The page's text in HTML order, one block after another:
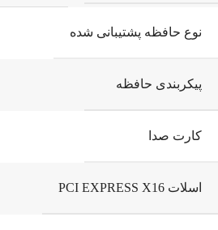
نوع حافظه پشتیبانی شده
پیکربندی حافظه
کارت صدا
اسلات PCI EXPRESS X16